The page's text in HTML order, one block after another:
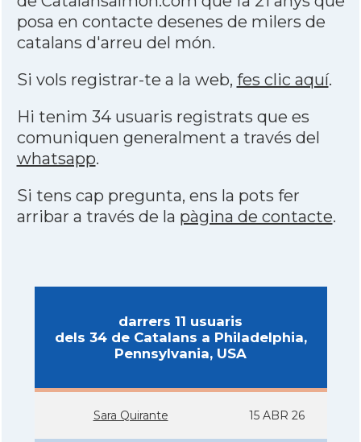
posa en contacte desenes de milers de
catalans d'arreu del món.
Si vols registrar-te a la web, fes clic aquí.
Hi tenim 34 usuaris registrats que es
comuniquen generalment a través del
whatsapp.
Si tens cap pregunta, ens la pots fer
arribar a través de la pàgina de contacte.
darrers 11 usuaris
dels 34 de Catalans a Philadelphia,
Pennsylvania, USA
Sara Quirante 15 ABR 26